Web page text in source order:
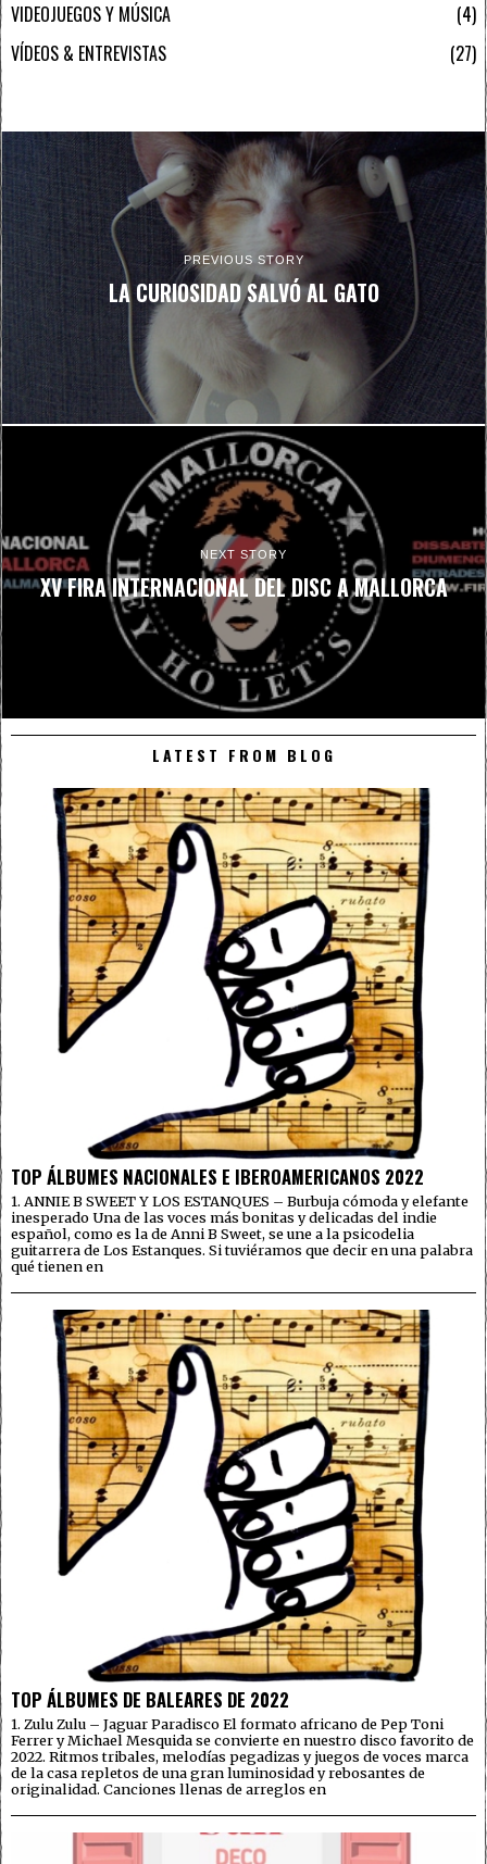
VIDEOJUEGOS Y MÚSICA
4
VÍDEOS & ENTREVISTAS
27
PREVIOUS STORY
LA CURIOSIDAD SALVÓ AL GATO
NEXT STORY
XV FIRA INTERNACIONAL DEL DISC A MALLORCA
LATEST FROM BLOG
TOP ÁLBUMES NACIONALES E IBEROAMERICANOS 2022
1. ANNIE B SWEET Y LOS ESTANQUES – Burbuja cómoda y elefante
inesperado Una de las voces más bonitas y delicadas del indie
español, como es la de Anni B Sweet, se une a la psicodelia
guitarrera de Los Estanques. Si tuviéramos que decir en una palabra
qué tienen en
TOP ÁLBUMES DE BALEARES DE 2022
1. Zulu Zulu – Jaguar Paradisco El formato africano de Pep Toni
Ferrer y Michael Mesquida se convierte en nuestro disco favorito de
2022. Ritmos tribales, melodías pegadizas y juegos de voces marca
de la casa repletos de una gran luminosidad y rebosantes de
originalidad. Canciones llenas de arreglos en